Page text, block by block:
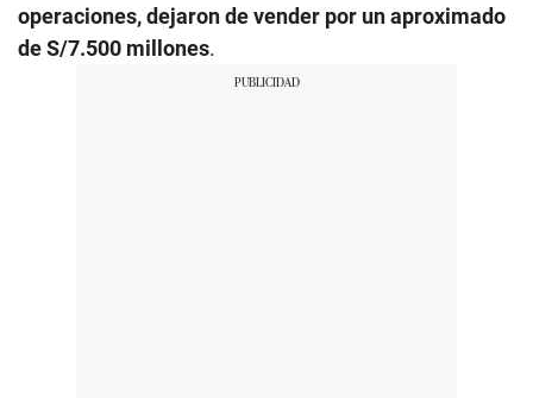
operaciones, dejaron de vender por un aproximado
de S/7.500 millones.